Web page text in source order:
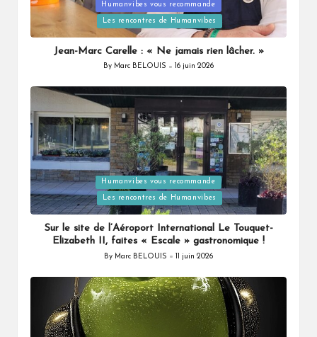
Posted
Humanvibes vous recommande
Les rencontres de Humanvibes
Jean-Marc Carelle : « Ne jamais rien lâcher. »
Posted
By Marc BELOUIS 16 juin 2026
Posted
in
Humanvibes vous recommande
Les rencontres de Humanvibes
Sur le site de l’Aéroport International Le Touquet-
Elizabeth II, faites « Escale » gastronomique !
Posted
By Marc BELOUIS 11 juin 2026